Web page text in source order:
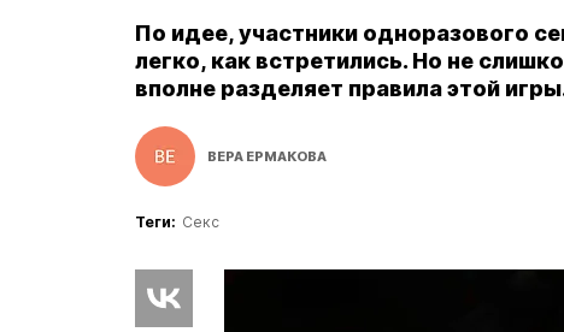
По идее, участники одноразового
легко, как встретились. Но не
вполне разделяет правила этой
ВЕРА ЕРМАКОВА
Теги: Секс